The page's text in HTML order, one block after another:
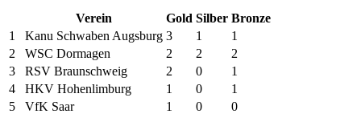
Verein Gold Silber Bronze
1
Kanu Schwaben Augsburg 3 1
1
2
WSC Dormagen 2 2
2
3
RSV Braunschweig 2 0
1
4
HKV Hohenlimburg 1 0
1
5
VfK Saar 1 0
0